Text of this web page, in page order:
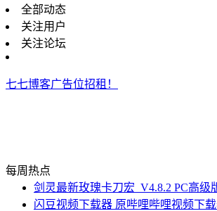
全部动态
关注用户
关注论坛
七七博客广告位招租！
每周热点
剑灵最新玫瑰卡刀宏_V4.8.2 PC高级
闪豆视频下载器 原哔哩哔哩视频下载